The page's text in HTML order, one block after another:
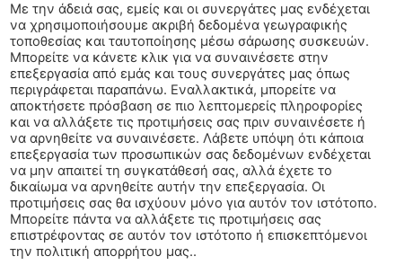
Με την άδειά σας, εμείς και οι συνεργάτες μας ενδέχεται
να χρησιμοποιήσουμε ακριβή δεδομένα γεωγραφικής
τοποθεσίας και ταυτοποίησης μέσω σάρωσης συσκευών.
Μπορείτε να κάνετε κλικ για να συναινέσετε στην
επεξεργασία από εμάς και τους συνεργάτες μας όπως
περιγράφεται παραπάνω. Εναλλακτικά, μπορείτε να
αποκτήσετε πρόσβαση σε πιο λεπτομερείς πληροφορίες
και να αλλάξετε τις προτιμήσεις σας πριν συναινέσετε ή
να αρνηθείτε να συναινέσετε. Λάβετε υπόψη ότι κάποια
επεξεργασία των προσωπικών σας δεδομένων ενδέχεται
να μην απαιτεί τη συγκατάθεσή σας, αλλά έχετε το
δικαίωμα να αρνηθείτε αυτήν την επεξεργασία. Οι
προτιμήσεις σας θα ισχύουν μόνο για αυτόν τον ιστότοπο.
Μπορείτε πάντα να αλλάξετε τις προτιμήσεις σας
επιστρέφοντας σε αυτόν τον ιστότοπο ή επισκεπτόμενοι
την πολιτική απορρήτου μας..